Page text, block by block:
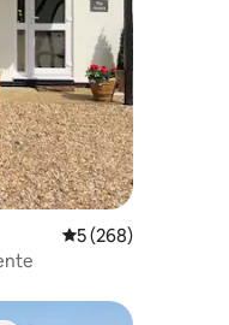
5 de uma avaliação
5 (268)